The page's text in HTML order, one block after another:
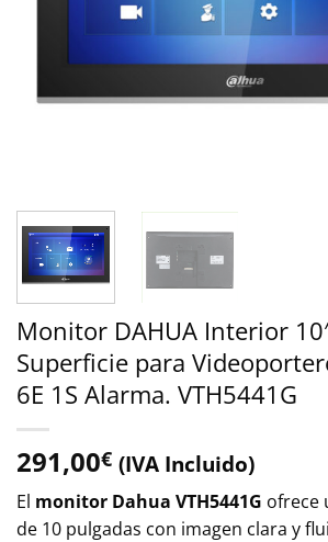
Monitor DAHUA Interior
Superficie para
6E 1S Alarma. VTH5441G
291,00€ (IVA Incluido)
El monitor Dahua VTH5441G ofrece
de 10 pulgadas con imagen clara y